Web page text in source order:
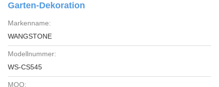
Garten-Dekoration
Markenname:
WANGSTONE
Modellnummer:
WS-CS545
MOQ: